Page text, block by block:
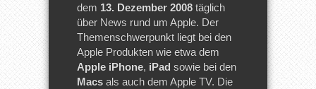
dem 13. Dezember 2008 täglich
über News rund um Apple. Der
Themenschwerpunkt liegt bei den
Apple Produkten wie etwa dem
Apple iPhone, iPad sowie bei den
Macs als auch dem Apple TV. Die